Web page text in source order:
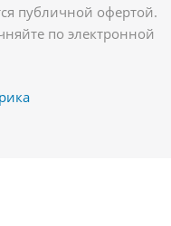
публичной офертой.
по электронной